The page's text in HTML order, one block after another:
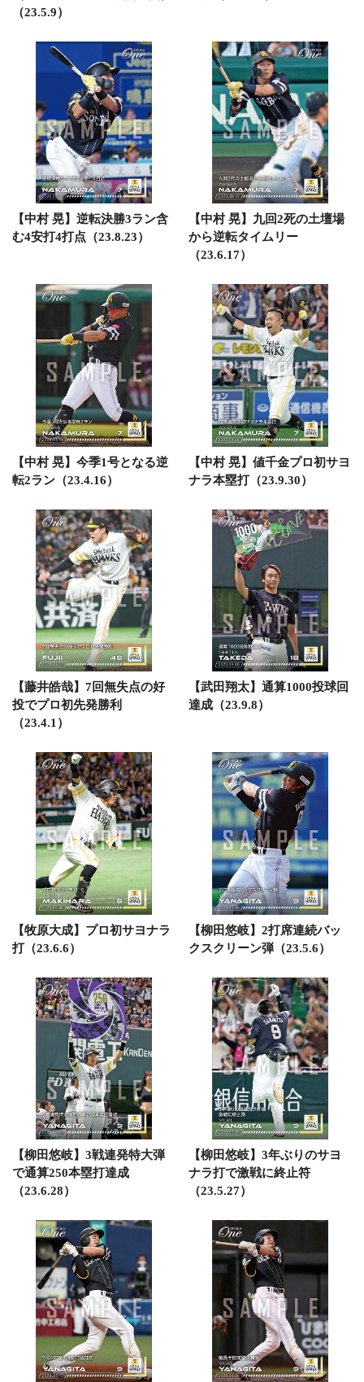
（23.5.9）
【中村 晃】逆転決勝3ラン含
む4安打4打点（23.8.23）
【中村 晃】九回2死の土壇場
から逆転タイムリー
（23.6.17）
【中村 晃】今季1号となる逆
転2ラン（23.4.16）
【中村 晃】値千金プロ初サヨ
ナラ本塁打（23.9.30）
【藤井皓哉】7回無失点の好
投でプロ初先発勝利
（23.4.1）
【武田翔太】通算1000投球回
達成（23.9.8）
【牧原大成】プロ初サヨナラ
打（23.6.6）
【柳田悠岐】2打席連続バッ
クスクリーン弾（23.5.6）
【柳田悠岐】3戦連発特大弾
で通算250本塁打達成
（23.6.28）
【柳田悠岐】3年ぶりのサヨ
ナラ打で激戦に終止符
（23.5.27）